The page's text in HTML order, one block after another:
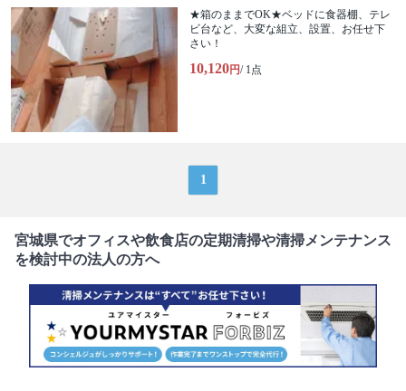
★箱のままでOK★ベッドに食器棚、テレ
ビ台など、大変な組立、設置、お任せ下
さい！
10,120円/ 1点
1
宮城県でオフィスや飲食店の定期清掃や清掃メンテナンス
を検討中の法人の方へ